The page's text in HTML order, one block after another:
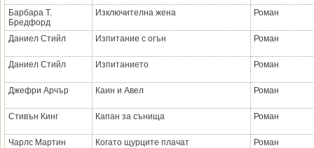
Барбара Т.
Бредфорд
Изключителна жена Роман
Даниел Стийл Изпитание с огън Роман
Даниел Стийл Изпитанието Роман
Джефри Арчър Каин и Авел Роман
Стивън Кинг Капан за сънища Роман
Чарлс Мартин Когато щурците плачат Роман